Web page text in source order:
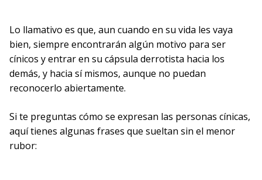
Lo llamativo es que, aun cuando en su vida les vaya
bien, siempre encontrarán algún motivo para ser
cínicos y entrar en su cápsula derrotista hacia los
demás, y hacia sí mismos, aunque no puedan
reconocerlo abiertamente.
Si te preguntas cómo se expresan las personas cínicas,
aquí tienes algunas frases que sueltan sin el menor
rubor: